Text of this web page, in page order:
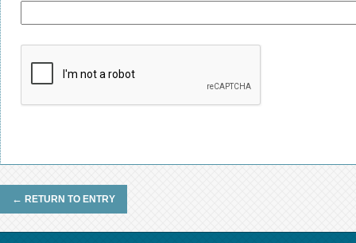
← RETURN TO ENTRY